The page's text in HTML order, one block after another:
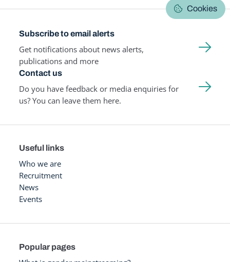
Cookies
Subscribe to email alerts
Get notifications about news alerts,
publications and more
Contact us
Do you have feedback or media enquiries for
us? You can leave them here.
Useful links
Who we are
Recruitment
News
Events
Popular pages